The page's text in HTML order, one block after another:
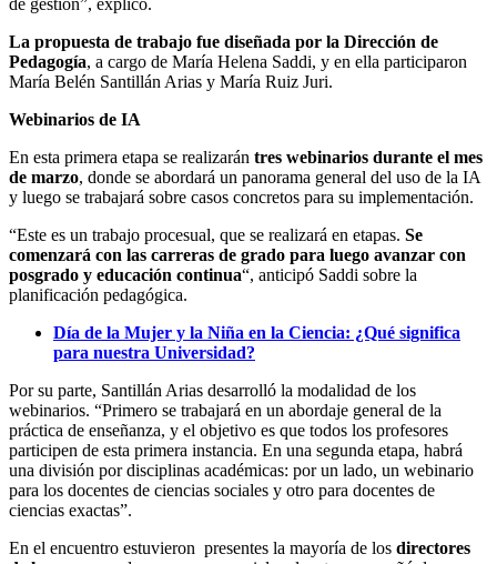
La propuesta de trabajo fue diseñada por la Dirección de
Pedagogía, a cargo de María Helena Saddi, y en ella participaron
María Belén Santillán Arias y María Ruiz Juri.
Webinarios de IA
En esta primera etapa se realizarán tres webinarios durante el mes
de marzo, donde se abordará un panorama general del uso de la IA
y luego se trabajará sobre casos concretos para su implementación.
“Este es un trabajo procesual, que se realizará en etapas. Se
comenzará con las carreras de grado para luego avanzar con
posgrado y educación continua“, anticipó Saddi sobre la
planificación pedagógica.
Día de la Mujer y la Niña en la Ciencia: ¿Qué significa
para nuestra Universidad?
Por su parte, Santillán Arias desarrolló la modalidad de los
webinarios. “Primero se trabajará en un abordaje general de la
práctica de enseñanza, y el objetivo es que todos los profesores
participen de esta primera instancia. En una segunda etapa, habrá
una división por disciplinas académicas: por un lado, un webinario
para los docentes de ciencias sociales y otro para docentes de
ciencias exactas”.
En el encuentro estuvieron presentes la mayoría de los directores